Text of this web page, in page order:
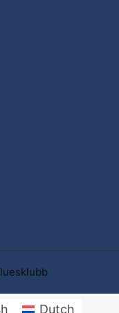
Dutch